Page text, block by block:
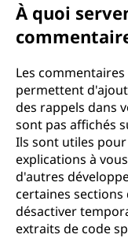
À quoi
Les commentaires
permettent
des rappels dans
sont pas affichés
Ils sont utiles
explications à
d'autres
certaines
désactiver
extraits de code